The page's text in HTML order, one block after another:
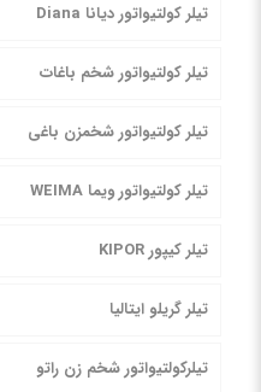
تیلر کولتیواتور دیانا Diana
تیلر کولتیواتور شخم باغات
تیلر کولتیواتور شخمزن باغی
تیلر کولتیواتور ویما WEIMA
تیلر کیپور KIPOR
تیلر گریلو ایتالیا
تیلرکولتیواتور شخم زن راتو